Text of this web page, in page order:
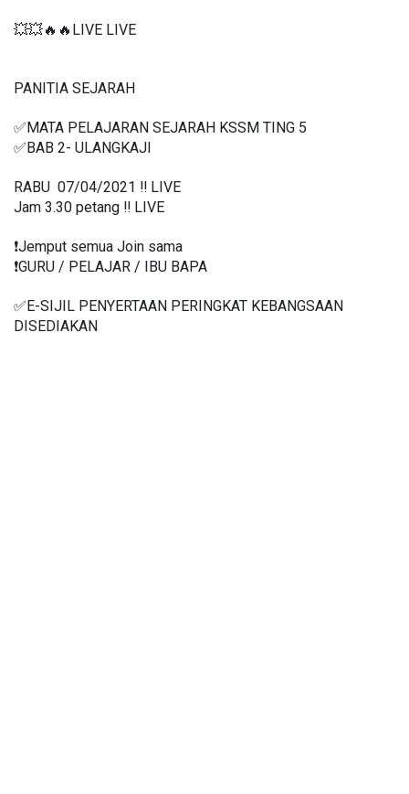
💥💥🔥🔥LIVE LIVE
PANITIA SEJARAH
✅MATA PELAJARAN SEJARAH KSSM TING 5
✅BAB 2- ULANGKAJI
RABU  07/04/2021 ‼️ LIVE
Jam 3.30 petang ‼️ LIVE
❗️Jemput semua Join sama
❗️GURU / PELAJAR / IBU BAPA
✅E-SIJIL PENYERTAAN PERINGKAT KEBANGSAAN
DISEDIAKAN